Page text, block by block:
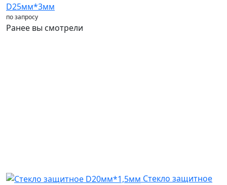
D25мм*3мм
по запросу
Ранее вы смотрели
Стекло защитное